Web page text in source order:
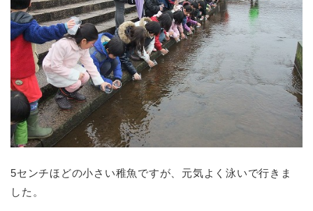
5センチほどの小さい稚魚ですが、元気よく泳いで行きま
した。